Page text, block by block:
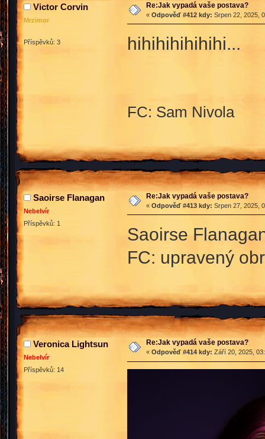
Victor Corvin
Mrzimor
Příspěvků: 3
Re:Jak vypadá vaše postava?
« Odpověď #412 kdy: Srpen 22, 2025,
hihihihihihihi...
FC: Sam Nivola
Saoirse Flanagan
Nebelvír
Příspěvků: 1
Re:Jak vypadá vaše postava?
« Odpověď #413 kdy: Srpen 27, 2025,
Saoirse
FC: upravený
Veronica Lightsun
Nebelvír
Příspěvků: 14
Re:Jak vypadá vaše postava?
« Odpověď #414 kdy: Září 20, 2025,